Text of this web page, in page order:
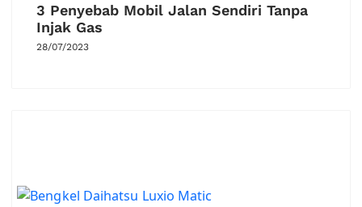
3 Penyebab Mobil Jalan Sendiri Tanpa
Injak Gas
28/07/2023